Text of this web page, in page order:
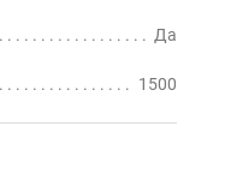
Да
1500